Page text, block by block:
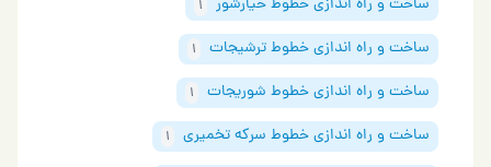
ساخت و راه اندازی خطوط خیارشور 1
ساخت و راه اندازی خطوط ترشیجات 1
ساخت و راه اندازی خطوط شوریجات 1
ساخت و راه اندازی خطوط سرکه تخمیری 1